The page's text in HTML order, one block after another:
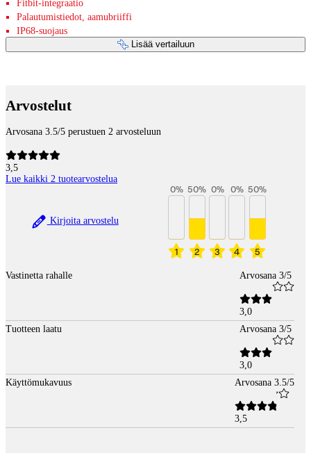
Fitbit-integraatio
Palautumistiedot, aamubriiffi
IP68-suojaus
Lisää vertailuun
Arvostelut
Arvosana 3.5/5 perustuen 2 arvosteluun
3,5
Lue kaikki 2 tuotearvostelua
Kirjoita arvostelu
1
0%
2
50%
3
0%
4
0%
5
50%
Vastinetta rahalle Arvosana 3/5
3,0
Tuotteen laatu
Arvosana 3/5
3,0
Käyttömukavuus
Arvosana 3.5/5
3,5